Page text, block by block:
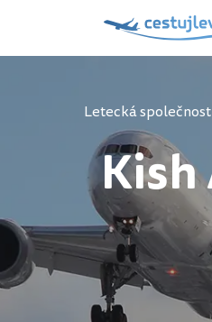
Letecká společnost
Kish